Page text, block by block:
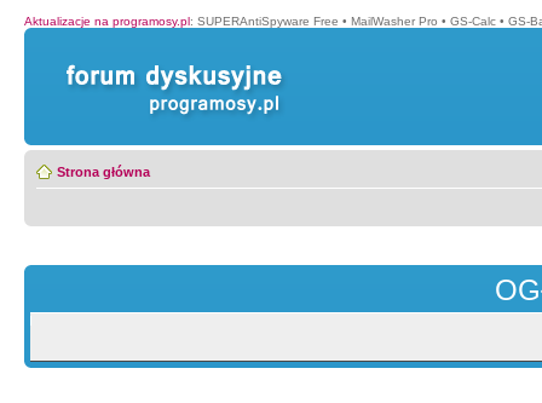
Aktualizacje na programosy.pl: SUPERAntiSpyware Free • MailWasher Pro • GS-Calc • GS-
Strona główna